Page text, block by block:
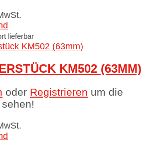
lieferbar
KM502 (63MM)
oder Registrieren um die